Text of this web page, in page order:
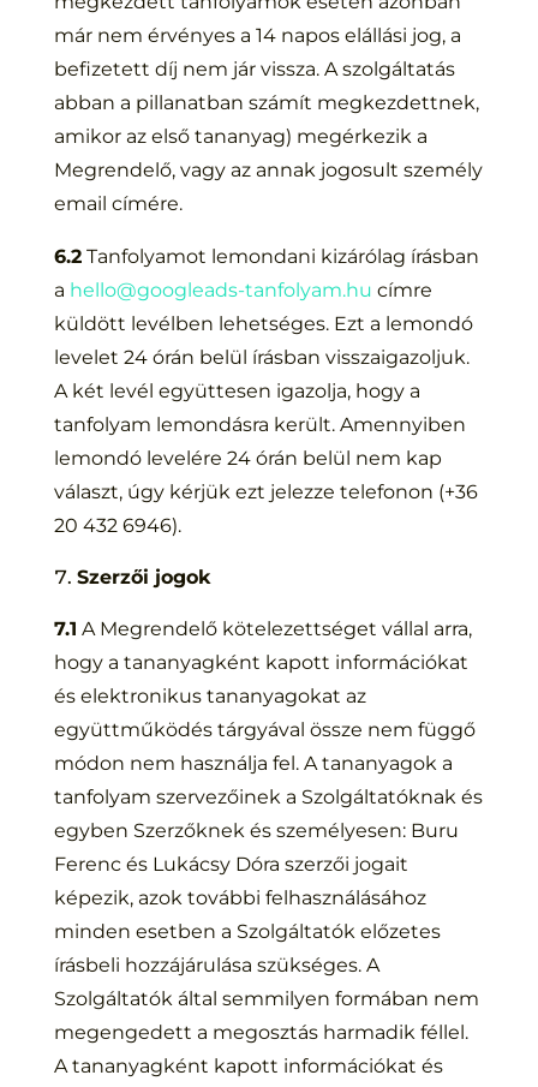
már nem érvényes a 14 napos elállási jog, a
befizetett díj nem jár vissza. A szolgáltatás
abban a pillanatban számít megkezdettnek,
amikor az első tananyag) megérkezik a
Megrendelő, vagy az annak jogosult személy
email címére.
6.2Tanfolyamot lemondani kizárólag írásban
a hello@googleads-tanfolyam.hu címre
küldött levélben lehetséges. Ezt a lemondó
levelet 24 órán belül írásban visszaigazoljuk.
A két levél együttesen igazolja, hogy a
tanfolyam lemondásra került. Amennyiben
lemondó levelére 24 órán belül nem kap
választ, úgy kérjük ezt jelezze telefonon (+36
20 432 6946).
Szerzői jogok
7.1 A Megrendelő kötelezettséget vállal arra,
hogy a tananyagként kapott információkat
és elektronikus tananyagokat az
együttműködés tárgyával össze nem függő
módon nem használja fel. A tananyagok a
tanfolyam szervezőinek a Szolgáltatóknak és
egyben Szerzőknek és személyesen: Buru
Ferenc és Lukácsy Dóra szerzői jogait
képezik, azok további felhasználásához
minden esetben a Szolgáltatók előzetes
írásbeli hozzájárulása szükséges. A
Szolgáltatók által semmilyen formában nem
megengedett a megosztás harmadik féllel.
A tananyagként kapott információkat és